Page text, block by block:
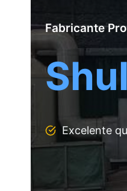
Fabricante
Excelente